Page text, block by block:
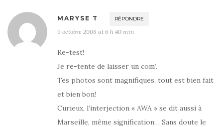
MARYSE T RÉPONDRE
9 octobre 2008 at 6 h 40 min
Re-test!
Je re-tente de laisser un com’.
Tes photos sont magnifiques, tout est bien fait
et bien bon!
Curieux, l’interjection « AWA » se dit aussi à
Marseille, même signification… Sans doute le